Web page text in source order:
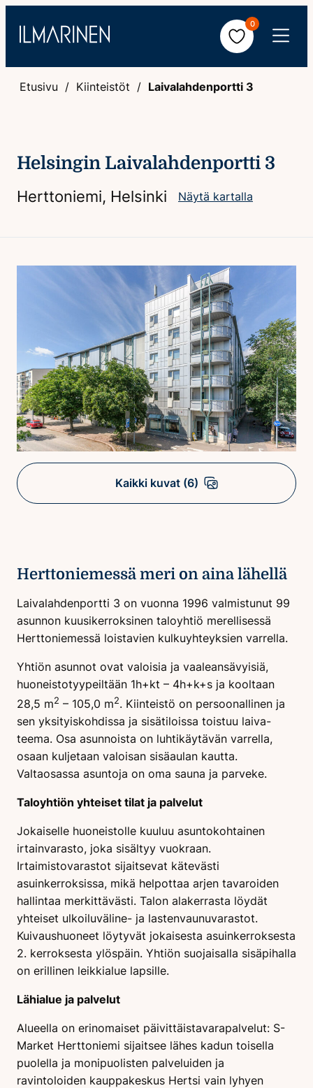
sisältöön
0
Avaa
valikko
Etusivu Kiinteistöt Laivalahdenportti 3
Helsingin Laivalahdenportti 3
Herttoniemi, Helsinki Näytä kartalla
Kaikki kuvat (6)
Herttoniemessä meri on aina lähellä
Laivalahdenportti 3 on vuonna 1996 valmistunut 99
asunnon kuusikerroksinen taloyhtiö merellisessä
Herttoniemessä loistavien kulkuyhteyksien varrella.
Yhtiön asunnot ovat valoisia ja vaaleansävyisiä,
huoneistotyypeiltään 1h+kt – 4h+k+s ja kooltaan
28,5 m2 – 105,0 m2. Kiinteistö on persoonallinen ja
sen yksityiskohdissa ja sisätiloissa toistuu laiva-
teema. Osa asunnoista on luhtikäytävän varrella,
osaan kuljetaan valoisan sisäaulan kautta.
Valtaosassa asuntoja on oma sauna ja parveke.
Taloyhtiön yhteiset tilat ja palvelut
Jokaiselle huoneistolle kuuluu asuntokohtainen
irtainvarasto, joka sisältyy vuokraan.
Irtaimistovarastot sijaitsevat kätevästi
asuinkerroksissa, mikä helpottaa arjen tavaroiden
hallintaa merkittävästi. Talon alakerrasta löydät
yhteiset ulkoiluväline- ja lastenvaunuvarastot.
Kuivaushuoneet löytyvät jokaisesta asuinkerroksesta
2. kerroksesta ylöspäin. Yhtiön suojaisalla sisäpihalla
on erillinen leikkialue lapsille.
Lähialue ja palvelut
Alueella on erinomaiset päivittäistavarapalvelut: S-
Market Herttoniemi sijaitsee lähes kadun toisella
puolella ja monipuolisten palveluiden ja
ravintoloiden kauppakeskus Hertsi vain lyhyen